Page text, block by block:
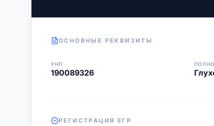
ОСНОВНЫЕ РЕКВИЗИТЫ
УНП
190089326
РЕГИСТРАЦИЯ ЕГР